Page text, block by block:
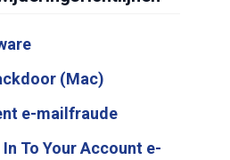
(Mac)
e-mailfraude
To Your Account e-